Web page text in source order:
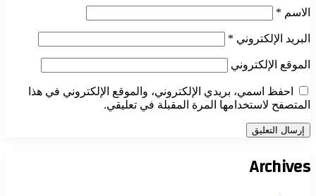
الاسم *
البريد الإلكتروني *
الموقع الإلكتروني
احفظ اسمي، بريدي الإلكتروني، والموقع الإلكتروني في هذا
المتصفح لاستخدامها المرة المقبلة في تعليقي.
Archives